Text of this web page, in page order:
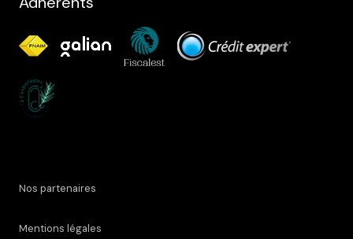
Nos partenaires
Mentions légales